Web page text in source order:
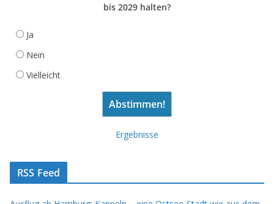
bis 2029 halten?
Ja
Nein
Vielleicht
Ergebnisse
RSS Feed